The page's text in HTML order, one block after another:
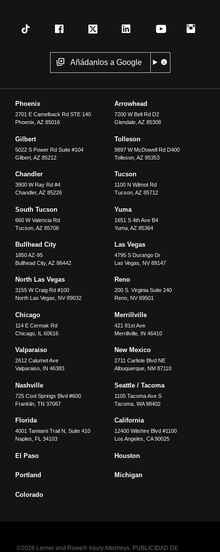
Añádanlos a Google
Phoenix
2701 E Camelback Rd STE 140
Phoenix ,AZ 85016
Arrowhead
7200 W Bell Rd D2
Glendale, AZ 85308
Gilbert
5022 S Power Rd Suite #104
Gilbert ,AZ 85212
Tolleson
9897 W McDowell Rd D400
Tolleson, AZ 85353
Chandler
3900 W Ray Rd #4
Chandler,AZ 85226
Tucson
1100 N Wilmot Rd
Tucson, AZ 85712
South Tucson
660 W Valencia Rd
Tucson ,AZ 85706
Yuma
1651 S 4th Ave B4
Yuma, AZ 85364
Bullhead City
1850 AZ-95
Bullhead City,AZ 86442
Las Vegas
4795 S Durango Dr
Las Vegas
NV 89147
North Las Vegas
3155 W Craig Rd #100
North Las Vegas, NV 89032
Reno
200 S. Virginia Suite 240
Reno, NV 89501
Chicago
114 E Cermak Rd
Chicago IL 60616
Merrillville
421 81st Ave
Merrillville, IN 46410
Valparaiso
2612 Calumet Ave
Valparaiso, IN 46383
New Mexico
2711 Carlisle Blvd NE
Albuquerque, NM 87110
Nashville
725 Cool Springs Blvd #600
Franklin ,TN 37067
Seattle / Tacoma
1105 Tacoma Ave S
Tacoma, WA 98402
Florida
4001 Tamiami Trail N, Suite 410
Naples
FL 34103
California
12400 Wilshire Blvd #1100
Los Angeles CA 90025
El Paso Houston
Portland Michigan
Colorado
©2026 Lerner and Rowe® Injury Attorneys. PUBLICIDAD DE